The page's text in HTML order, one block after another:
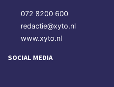
072 8200 600
redactie@xyto.nl
www.xyto.nl
SOCIAL MEDIA